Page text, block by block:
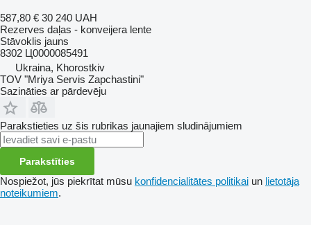
587,80 € 30 240 UAH
Rezerves daļas - konveijera lente
Stāvoklis jauns
8302 Ц0000085491
Ukraina, Khorostkiv
TOV "Mriya Servis Zapchastini"
Sazināties ar pārdevēju
Parakstieties uz šis rubrikas jaunajiem sludinājumiem
Parakstīties
Nospiežot, jūs piekrītat mūsu konfidencialitātes politikai un lietotāja
noteikumiem.